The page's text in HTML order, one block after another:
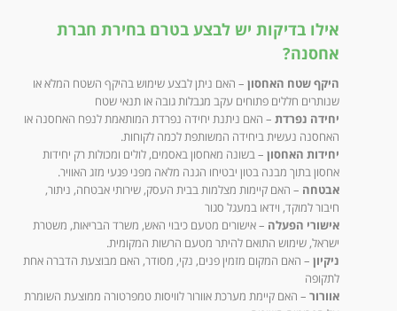
אילו בדיקות יש לבצע בטרם בחירת חברת
אחסנה?
היקף שטח האחסון – האם ניתן לבצע שימוש בהיקף השטח המלא או
שנותרים חללים פתוחים עקב מגבלות גובה או תנאי שטח
יחידה נפרדת – האם ניתנת יחידה נפרדת המותאמת לנפח האחסנה או
האחסנה נעשית ביחידה המשותפת לכמה לקוחות.
יחידות האחסון – בשונה מאחסון באסמים, לולים ומכולות רק יחידות
אחסון בתוך מבנה בטון יבטיחו הגנה מלאה מפני פגעי מזג האוויר.
אבטחה – האם קיימות מצלמות בבית העסק, שירותי אבטחה, ניתור,
חיבור למוקד, וידאו במעגל סגור
אישורי הפעלה – אישורים מטעם כיבוי האש, משרד הבריאות, משטרת
ישראל, שימוש התואם להיתר מטעם הרשות המקומית.
ניקיון – האם המקום מזמין פנים, נקי, מסודר, האם מבוצעת הדברה אחת
לתקופה
אוורור – האם קיימת מערכת אוורור לוויסות טמפרטורה ממוצעת השומרת